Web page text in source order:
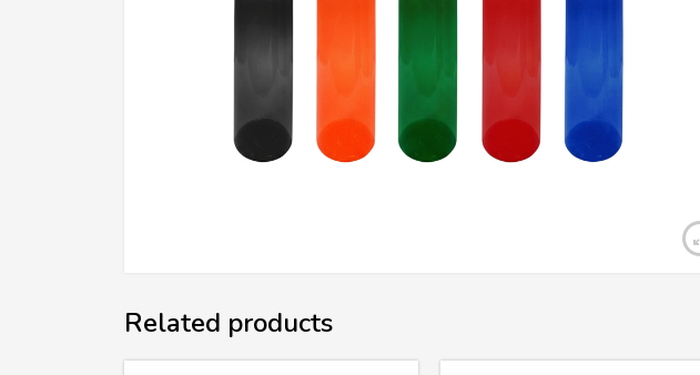
Related products